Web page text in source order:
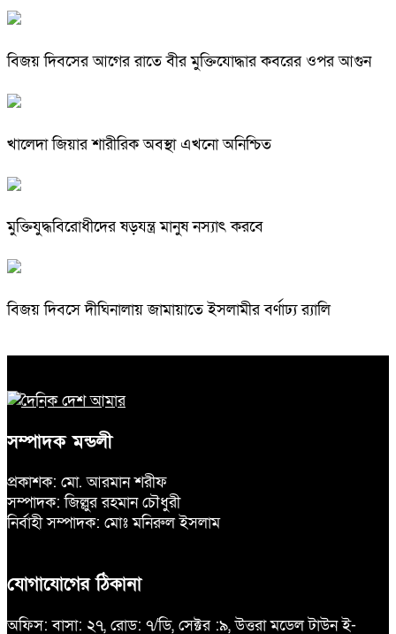
বিজয় দিবসের আগের রাতে বীর মুক্তিযোদ্ধার কবরের ওপর আগুন
খালেদা জিয়ার শারীরিক অবস্থা এখনো অনিশ্চিত
মুক্তিযুদ্ধবিরোধীদের ষড়যন্ত্র মানুষ নস্যাৎ করবে
বিজয় দিবসে দীঘিনালায় জামায়াতে ইসলামীর বর্ণাঢ্য র‍্যালি
সম্পাদক মন্ডলী
প্রকাশক: মো. আরমান শরীফ
সম্পাদক: জিল্লুর রহমান চৌধুরী
নির্বাহী সম্পাদক: মোঃ মনিরুল ইসলাম
যোগাযোগের ঠিকানা
অফিস: বাসা: ২৭, রোড: ৭/ডি, সেক্টর :৯, উত্তরা মডেল টাউন ই-